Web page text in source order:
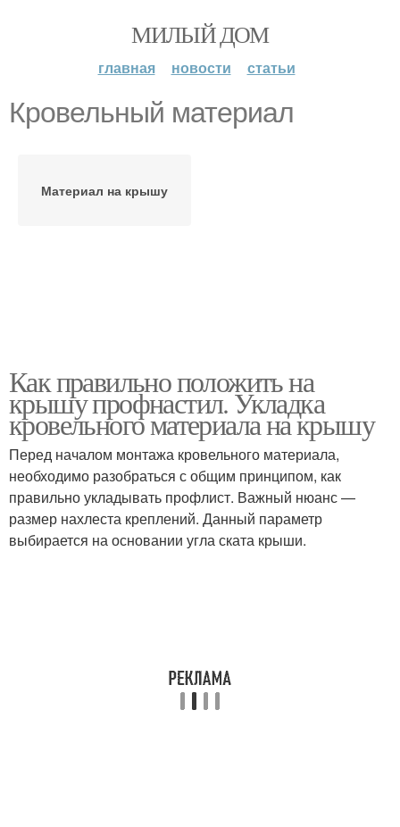
МИЛЫЙ ДОМ
главная новости статьи
Кровельный материал
Материал на крышу
Как правильно положить на
крышу профнастил. Укладка
кровельного материала на крышу
Перед началом монтажа кровельного материала,
необходимо разобраться с общим принципом, как
правильно укладывать профлист. Важный нюанс —
размер нахлеста креплений. Данный параметр
выбирается на основании угла ската крыши.